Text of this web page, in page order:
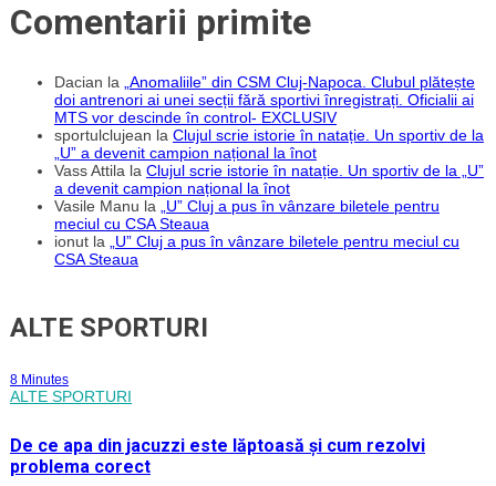
Comentarii primite
Dacian la
„Anomaliile” din CSM Cluj-Napoca. Clubul plătește
doi antrenori ai unei secții fără sportivi înregistrați. Oficialii ai
MTS vor descinde în control- EXCLUSIV
sportulclujean la Clujul scrie istorie în natație. Un sportiv de la
„U” a devenit campion național la înot
Vass Attila la Clujul scrie istorie în natație. Un sportiv de la „U”
a devenit campion național la înot
Vasile Manu la
„U” Cluj a pus în vânzare biletele pentru
meciul cu CSA Steaua
ionut la
„U” Cluj a pus în vânzare biletele pentru meciul cu
CSA Steaua
ALTE SPORTURI
8 Minutes
ALTE SPORTURI
De ce apa din jacuzzi este lăptoasă și cum rezolvi
problema corect